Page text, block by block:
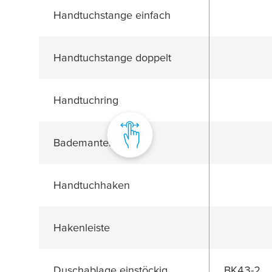
Handtuchstange einfach
Handtuchstange doppelt
Handtuchring
Bademantelhaken
Handtuchhaken
Hakenleiste